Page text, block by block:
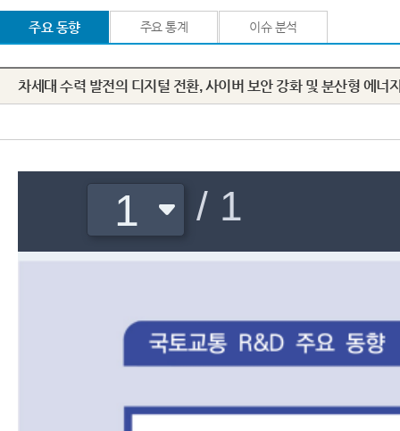
주요 동향 주요 통계 이슈 분석
차세대 수력 발전의 디지털 전환, 사이버 보안 강화 및 분산형 에너